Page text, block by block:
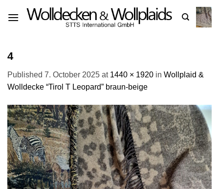
4
Published 7. October 2025 at 1440 × 1920 in Wollplaid &
Wolldecke “Tirol T Leopard” braun-beige